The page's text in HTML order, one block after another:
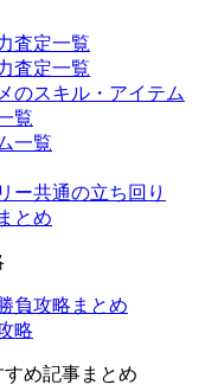
査定一覧
査定一覧
のスキル・アイテム
覧
一覧
ー共通の立ち回り
とめ
負攻略まとめ
略
め記事まとめ